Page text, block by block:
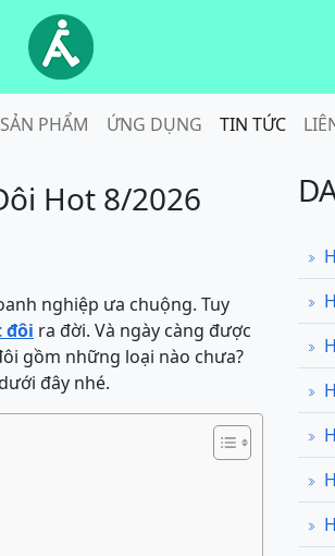
SẢN PHẨM ỨNG DỤNG TIN TỨC
Hot 8/2026
nghiệp ưa chuộng. Tuy
đôi ra đời. Và ngày càng được
gồm những loại nào chưa?
đây nhé.